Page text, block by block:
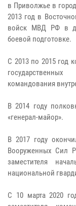
в Приволжье в
2013 год в
войск МВД РФ в
боевой подготовке.
С 2013 по 2015 год
командования
В 2014 году
«генерал-майор».
В 2017 году
Вооруженных Сил
заместителя
национальной
С 10 марта 2020